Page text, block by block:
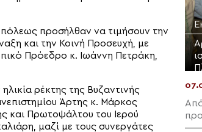
προσήλθαν να τιμήσουν την
και την Κοινή Προσευχή, με
Πρόεδρο κ. Ιωάννη Πετράκη,
ρέκτης της Βυζαντινής
Άρτης κ. Μάρκος
και Πρωτοψάλτου του Ιερού
μαζί με τους συνεργάτες